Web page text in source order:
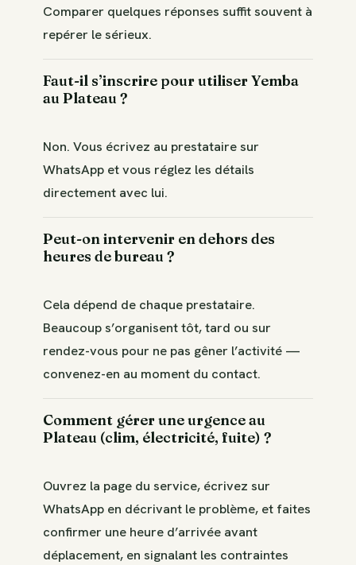
Comparer quelques réponses suffit souvent à
repérer le sérieux.
Faut-il s’inscrire pour utiliser Yemba
au Plateau ?
Non. Vous écrivez au prestataire sur
WhatsApp et vous réglez les détails
directement avec lui.
Peut-on intervenir en dehors des
heures de bureau ?
Cela dépend de chaque prestataire.
Beaucoup s’organisent tôt, tard ou sur
rendez-vous pour ne pas gêner l’activité —
convenez-en au moment du contact.
Comment gérer une urgence au
Plateau (clim, électricité, fuite) ?
Ouvrez la page du service, écrivez sur
WhatsApp en décrivant le problème, et faites
confirmer une heure d’arrivée avant
déplacement, en signalant les contraintes